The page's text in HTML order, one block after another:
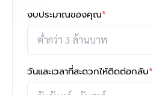
งบประมาณของคุณ*
วันและเวลาที่สะดวกให้ติดต่อกลับ*